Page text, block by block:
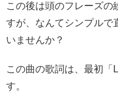
この後は頭のフレーズの
すが、なんてシンプルで
いませんか？
この曲の歌詞は、最初「
す。